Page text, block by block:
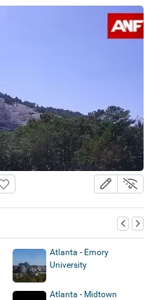
Atlanta - Emory
University
Atlanta - Midtown